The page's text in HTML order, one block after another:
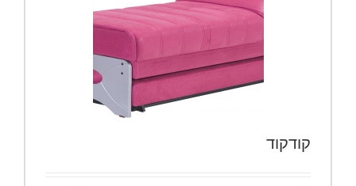
קודקוד